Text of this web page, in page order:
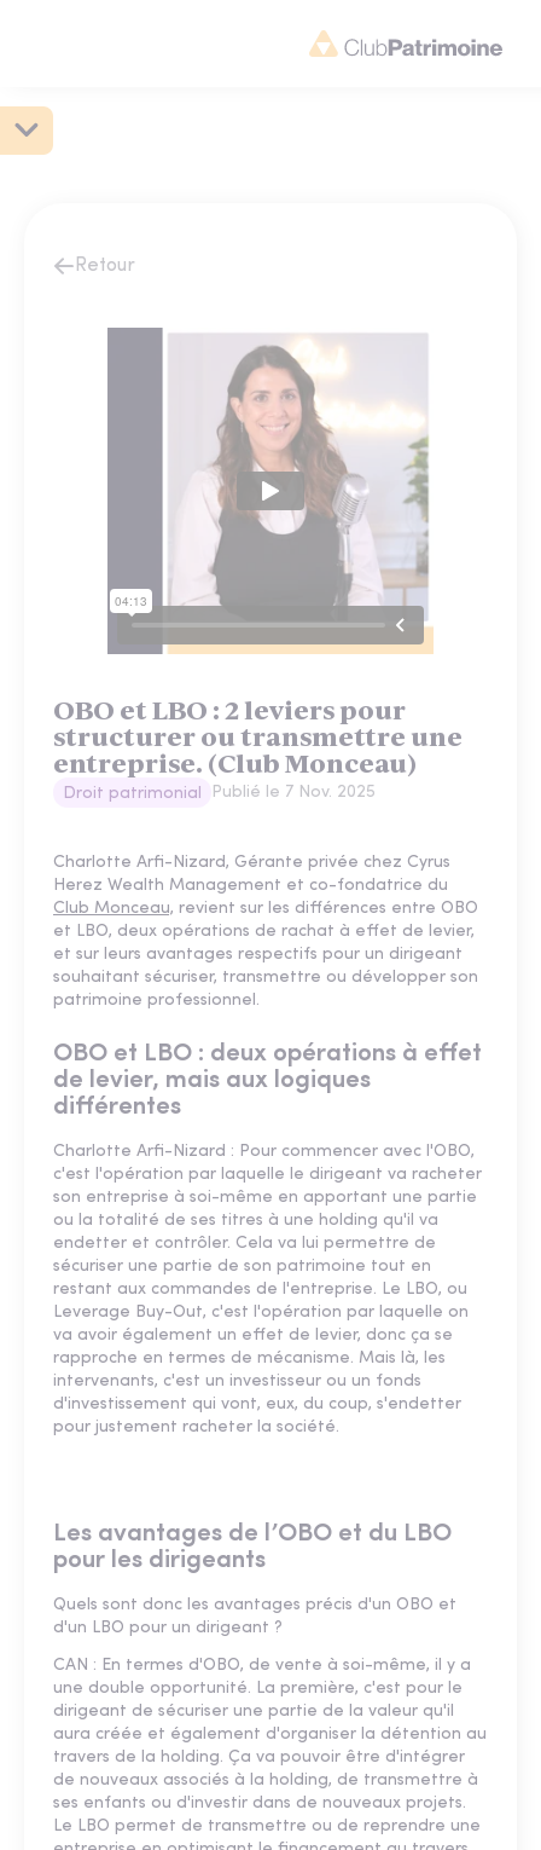
Retour
OBO et LBO : 2 leviers pour
structurer ou transmettre une
entreprise. (Club Monceau)
Droit patrimonial Publié le 7 Nov. 2025
Charlotte Arfi-Nizard, Gérante privée chez Cyrus
Herez Wealth Management et co-fondatrice du
Club Monceau, revient sur les différences entre OBO
et LBO, deux opérations de rachat à effet de levier,
et sur leurs avantages respectifs pour un dirigeant
souhaitant sécuriser, transmettre ou développer son
patrimoine professionnel.
OBO et LBO : deux opérations à effet
de levier, mais aux logiques
différentes
Charlotte Arfi-Nizard : Pour commencer avec l'OBO,
c'est l'opération par laquelle le dirigeant va racheter
son entreprise à soi-même en apportant une partie
ou la totalité de ses titres à une holding qu'il va
endetter et contrôler. Cela va lui permettre de
sécuriser une partie de son patrimoine tout en
restant aux commandes de l'entreprise. Le LBO, ou
Leverage Buy-Out, c'est l'opération par laquelle on
va avoir également un effet de levier, donc ça se
rapproche en termes de mécanisme. Mais là, les
intervenants, c'est un investisseur ou un fonds
d'investissement qui vont, eux, du coup, s'endetter
pour justement racheter la société.
Les avantages de l’OBO et du LBO
pour les dirigeants
Quels sont donc les avantages précis d'un OBO et
d'un LBO pour un dirigeant ?
CAN : En termes d'OBO, de vente à soi-même, il y a
une double opportunité. La première, c'est pour le
dirigeant de sécuriser une partie de la valeur qu'il
aura créée et également d'organiser la détention au
travers de la holding. Ça va pouvoir être d'intégrer
de nouveaux associés à la holding, de transmettre à
ses enfants ou d'investir dans de nouveaux projets.
Le LBO permet de transmettre ou de reprendre une